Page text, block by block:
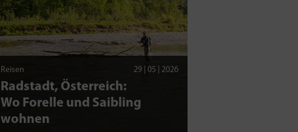
Reisen 29 | 05 | 2026
Radstadt, Österreich:
Wo Forelle und Saibling
wohnen